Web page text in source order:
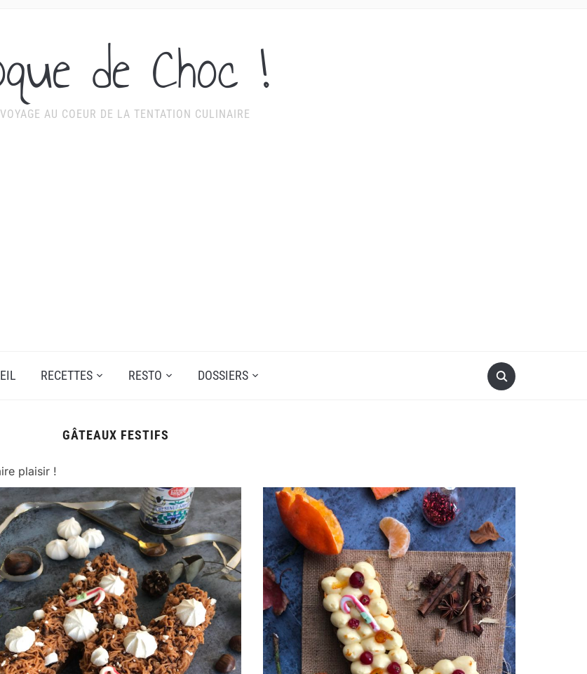
de Choc !
AU COEUR DE LA TENTATION CULINAIRE
RECETTES RESTO DOSSIERS
GÂTEAUX FESTIFS
plaisir !